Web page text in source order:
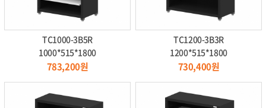
TC1000-3B5R
1000*515*1800
783,200원
TC1200-3B3R
1200*515*1800
730,400원